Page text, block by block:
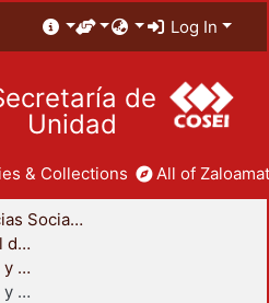
Log In
de
Unidad
& Collections All of
División de Ciencias Sociales y Humanidades
Coordinación Divisional de Posgrado
Maestría en Planeación y Políticas Metropolitanas
Maestría en Planeación y Políticas Metropolitanas